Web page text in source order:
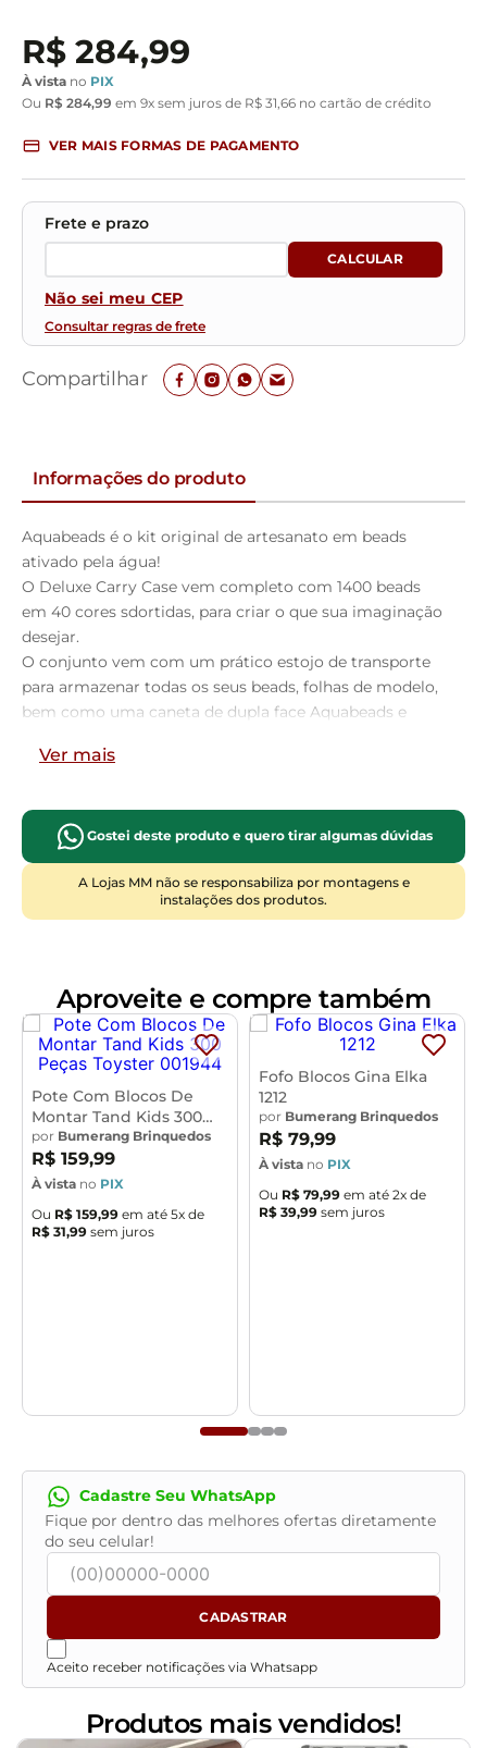
R$ 284,99
À vista no PIX
Ou R$ 284,99 em 9x sem juros de R$ 31 66 no cartão de crédito
VER MAIS FORMAS DE PAGAMENTO
Não sei meu CEP
Consultar regras de frete
Compartilhar
Informações do produto
Aquabeads é o kit original de artesanato em beads
ativado pela água!
O Deluxe Carry Case vem completo com 1400 beads
em 40 cores sdortidas, para criar o que sua imaginação
desejar.
O conjunto vem com um prático estojo de transporte
para armazenar todas os seus beads, folhas de modelo,
bem como uma caneta de dupla face Aquabeads e
decorar suas criações.
acabam de começar sua aventura da Aquabeads - ele
vem até mesmo com três folhas de modelo para
inspirar você.
Quando as criações de beads estiverem
completamente secas após 60 minutos, tire
O estojo de transporte e o creation display tem
orifícios para fixar suas criações com os design peg
incluídos, e as criações podem ser substituídas a
qualquer momento.
Decore sua estojo de transporte com as criações
favoritas e leve em qualquer lugar, ou até mesmo exiba
em seu quarto! Inclui mais de 1400 star, solid e jewel
beads em 40 cores, estojo de transporte com paleta de
beads, caneta Aquabeads de dupla face, spray, creation
display, design peg, 3 folhas de modelo e instruções.
Ver mais
Gostei deste produto e quero tirar algumas dúvidas
A Lojas MM não se responsabiliza por montagens e
instalações dos produtos.
Aproveite e compre também
Pote Com Blocos De
Montar Tand Kids 300
Peças Toyster 001944
por Bumerang Brinquedos
R$ 159,99
À vista no PIX
Ou R$ 159,99 em até 5x de
R$ 31,99 sem juros
Fofo Blocos Gina Elka
1212
por Bumerang Brinquedos
R$ 79,99
À vista no PIX
Ou R$ 79,99 em até 2x de
R$ 39,99 sem juros
Cadastre Seu WhatsApp
Fique por dentro das melhores ofertas diretamente
do seu celular!
CADASTRAR
Aceito receber notificações via Whatsapp
Produtos mais vendidos!